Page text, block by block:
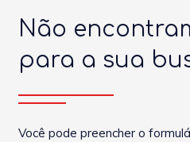
Não
para a sua
Você pode preencher o